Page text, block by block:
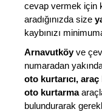
cevap vermek için
aradığınızda size
kaybınızı
Arnavutköyve
numaradan
oto kurtarıcı,
oto kurtarma
bulundurarak